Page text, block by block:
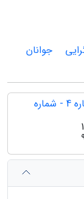
جوانان
دوره 11، شماره 4 - شماره